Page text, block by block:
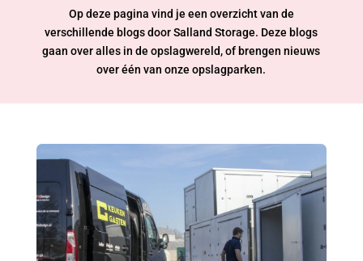
Op deze pagina vind je een overzicht van de
verschillende blogs door Salland Storage. Deze blogs
gaan over alles in de opslagwereld, of brengen nieuws
over één van onze opslagparken.